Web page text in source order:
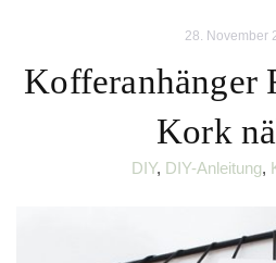
28. November
Kofferanhänger
Kork
DIY, DIY-Anleitung,